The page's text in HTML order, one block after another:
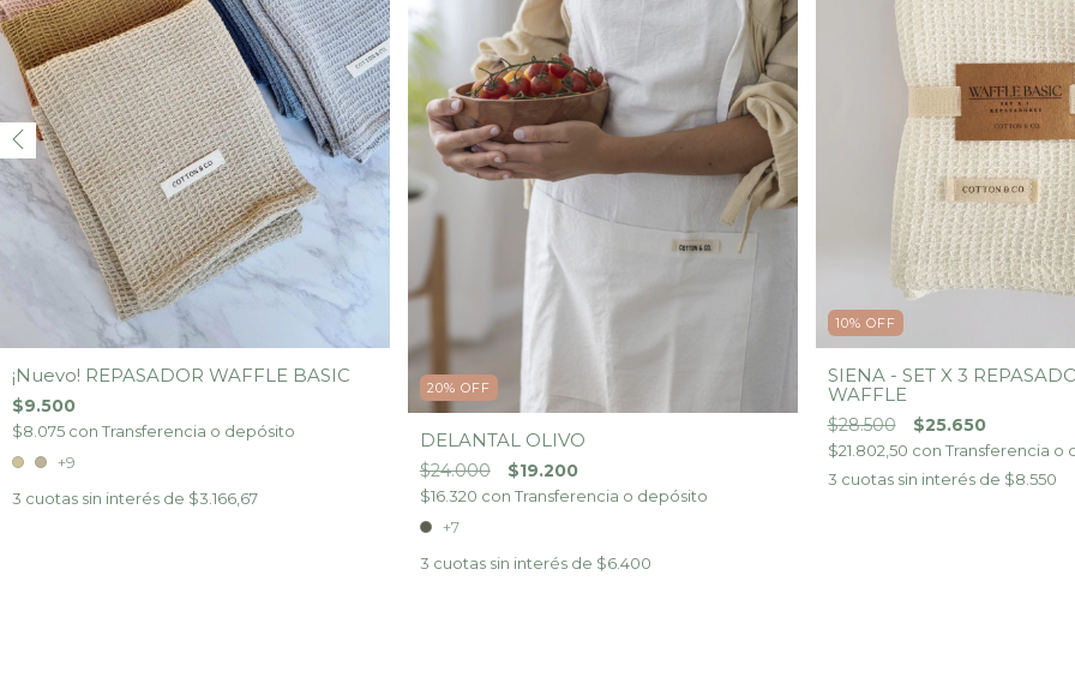
¡Nuevo! REPASADOR WAFFLE BASIC
$9.500
$8.075 con Transferencia o depósito
+9
3 cuotas sin interés de $3.166,67
20% OFF
DELANTAL OLIVO
$24.000 $19.200
$16.320 con Transferencia o depósito
+7
3 cuotas sin interés de $6.400
10% OFF
SIENA - SET X 3
WAFFLE
$28.500 $25.650
$21.802,50 con Transferencia o
3 cuotas sin interés de $8.550